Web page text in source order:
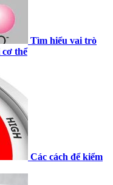
Tìm hiểu vai trò
cơ thể
Các cách để kiểm